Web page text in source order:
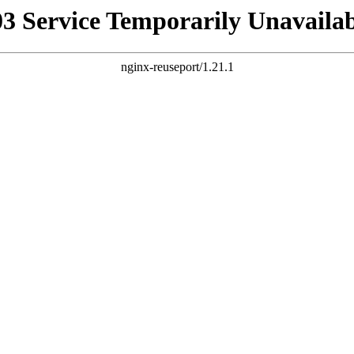
Service Temporarily
nginx-reuseport/1.21.1